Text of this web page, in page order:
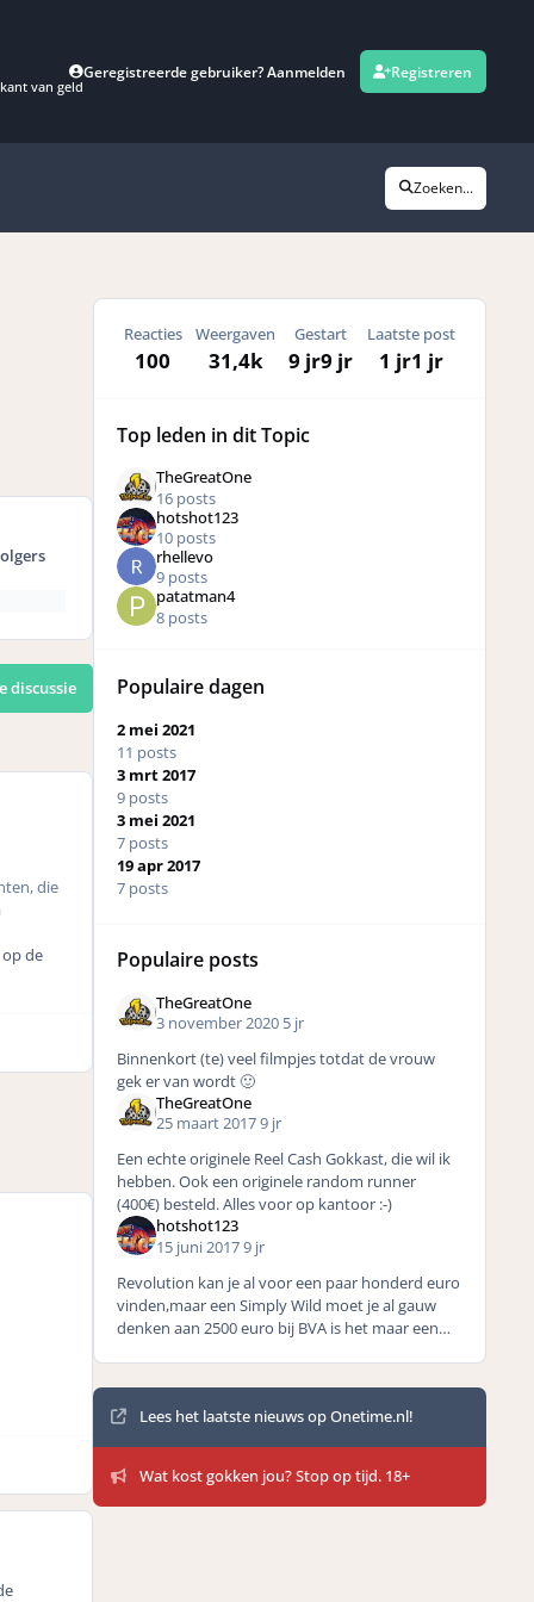
van geld
Geregistreerde gebruiker? Aanmelden Registreren
Zoeken...
discussie
die
de
Reacties
100
Weergaven
31,4k
Gestart
9 jr9 jr
Laatste post
1 jr1 jr
Top leden in dit Topic
TheGreatOne
16 posts
hotshot123
10 posts
rhellevo
9 posts
patatman4
8 posts
Populaire dagen
2 mei 2021
11 posts
3 mrt 2017
9 posts
3 mei 2021
7 posts
19 apr 2017
7 posts
Populaire posts
TheGreatOne
3 november 2020 5 jr
Binnenkort (te) veel filmpjes totdat de vrouw
gek er van wordt 🙂
TheGreatOne
25 maart 20179 jr
Een echte originele Reel Cash Gokkast, die wil ik
hebben. Ook een originele random runner
(400€) besteld. Alles voor op kantoor :-)
hotshot123
15 juni 20179 jr
Revolution kan je al voor een paar honderd euro
vinden,maar een Simply Wild moet je al gauw
denken aan 2500 euro bij BVA is het maar een
Mededelingen
Lees het laatste nieuws op Onetime.nl!
Wat kost gokken jou? Stop op tijd. 18+